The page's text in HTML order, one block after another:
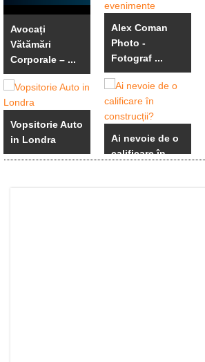
Avocați
Vătămări
Corporale – ...
Vopsitorie Auto
in Londra
Alex Coman
Photo -
Fotograf ...
Ai nevoie de o
calificare în ...